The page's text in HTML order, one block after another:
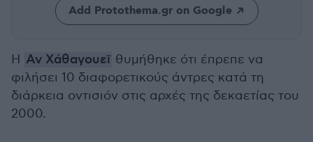
Add Protothema.gr on Google
Η Αν Χάθαγουεϊ θυμήθηκε ότι έπρεπε να
φιλήσει 10 διαφορετικούς άντρες κατά τη
διάρκεια οντισιόν στις αρχές της δεκαετίας του
2000.